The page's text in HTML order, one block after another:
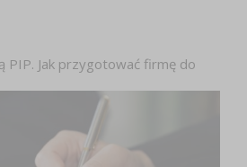
PIP. Jak przygotować firmę do